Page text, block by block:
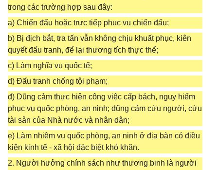
trong các trường hợp sau đây:
a) Chiến đấu hoặc trực tiếp phục vụ chiến đấu;
b) Bị địch bắt, tra tấn vẫn không chịu khuất phục, kiên
quyết đấu tranh, để lại thương tích thực thể;
c) Làm nghĩa vụ quốc tế;
d) Đấu tranh chống tội phạm;
đ) Dũng cảm thực hiện công việc cấp bách, nguy hiểm
phục vụ quốc phòng, an ninh; dũng cảm cứu người, cứu
tài sản của Nhà nước và nhân dân;
e) Làm nhiệm vụ quốc phòng, an ninh ở địa bàn có điều
kiện kinh tế - xã hội đặc biệt khó khăn.
2. Người hưởng chính sách như thương binh là người